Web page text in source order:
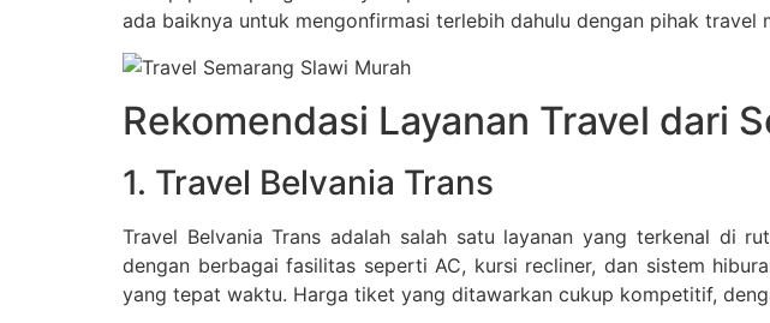
ada baiknya untuk mengonfirmasi terlebih dahulu dengan pihak
Rekomendasi Layanan Travel dari
1. Travel Belvania Trans
Travel Belvania Trans adalah salah satu layanan yang terkenal di
dengan berbagai fasilitas seperti AC, kursi recliner, dan sistem
yang tepat waktu. Harga tiket yang ditawarkan cukup kompetitif,